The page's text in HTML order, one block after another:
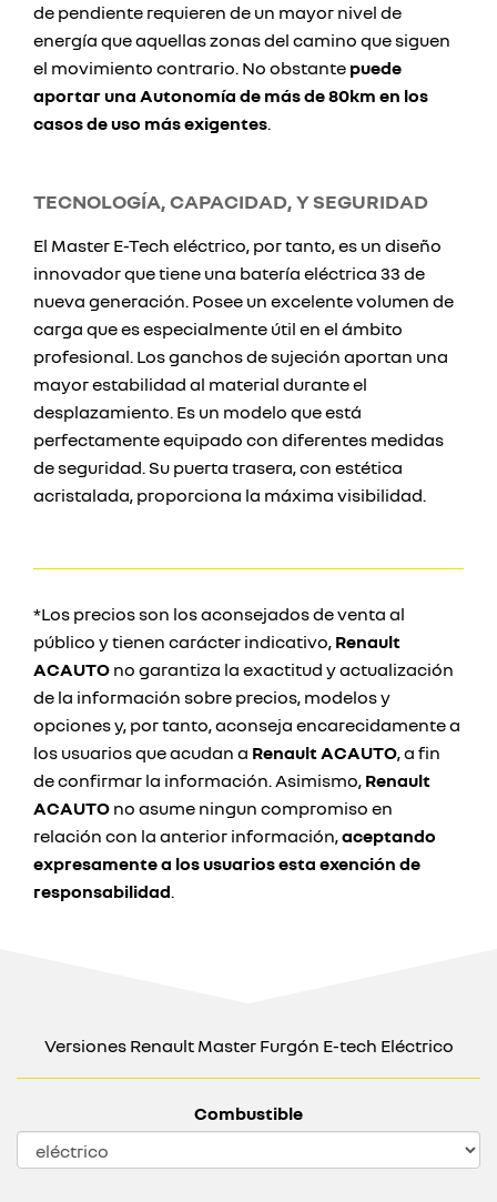
de pendiente requieren de un mayor nivel de
energía que aquellas zonas del camino que siguen
el movimiento contrario. No obstante puede
aportar una Autonomía de más de 80km en los
casos de uso más exigentes.
TECNOLOGÍA, CAPACIDAD, Y SEGURIDAD
El Master E-Tech eléctrico, por tanto, es un diseño
innovador que tiene una batería eléctrica 33 de
nueva generación. Posee un excelente volumen de
carga que es especialmente útil en el ámbito
profesional. Los ganchos de sujeción aportan una
mayor estabilidad al material durante el
desplazamiento. Es un modelo que está
perfectamente equipado con diferentes medidas
de seguridad. Su puerta trasera, con estética
acristalada, proporciona la máxima visibilidad.
*Los precios son los aconsejados de venta al
público y tienen carácter indicativo, Renault
ACAUTO no garantiza la exactitud y actualización
de la información sobre precios, modelos y
opciones y, por tanto, aconseja encarecidamente a
los usuarios que acudan a Renault ACAUTO, a fin
de confirmar la información. Asimismo, Renault
ACAUTO no asume ningun compromiso en
relación con la anterior información,aceptando
expresamente a los usuarios esta exención de
responsabilidad.
Versiones Renault Master Furgón E-tech Eléctrico
Combustible